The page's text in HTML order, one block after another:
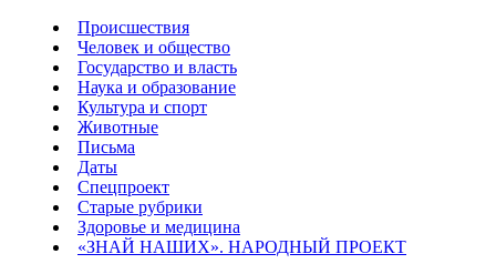
Происшествия
Человек и общество
Государство и власть
Наука и образование
Культура и спорт
Животные
Письма
Даты
Спецпроект
Старые рубрики
Здоровье и медицина
«ЗНАЙ НАШИХ». НАРОДНЫЙ ПРОЕКТ